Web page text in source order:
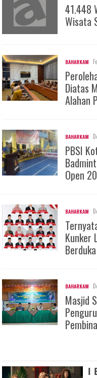
41.448
Wisata
BAHARKAM
Diatas
Alahan
BAHARKAM
PBSI
Open
BAHARKAM
Kunker
Berduka
BAHARKAM
Masjid